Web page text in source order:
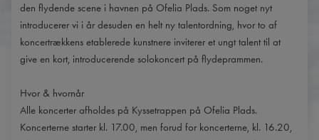
den flydende scene i havnen på Ofelia Plads. Som noget nyt
introducerer vi i år desuden en helt ny talentordning, hvor to af
koncertrækkens etablerede kunstnere inviterer et ungt talent til at
give en kort, introducerende solokoncert på flydeprammen.
Hvor & hvornår
Alle koncerter afholdes på Kyssetrappen på Ofelia Plads.
Koncerterne starter kl. 17.00, men forud for koncerterne, kl. 16.20,